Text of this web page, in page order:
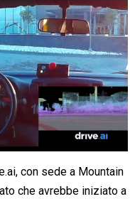
2
0
8
2
0
2
0
1
con sede a Mountain
che avrebbe iniziato a